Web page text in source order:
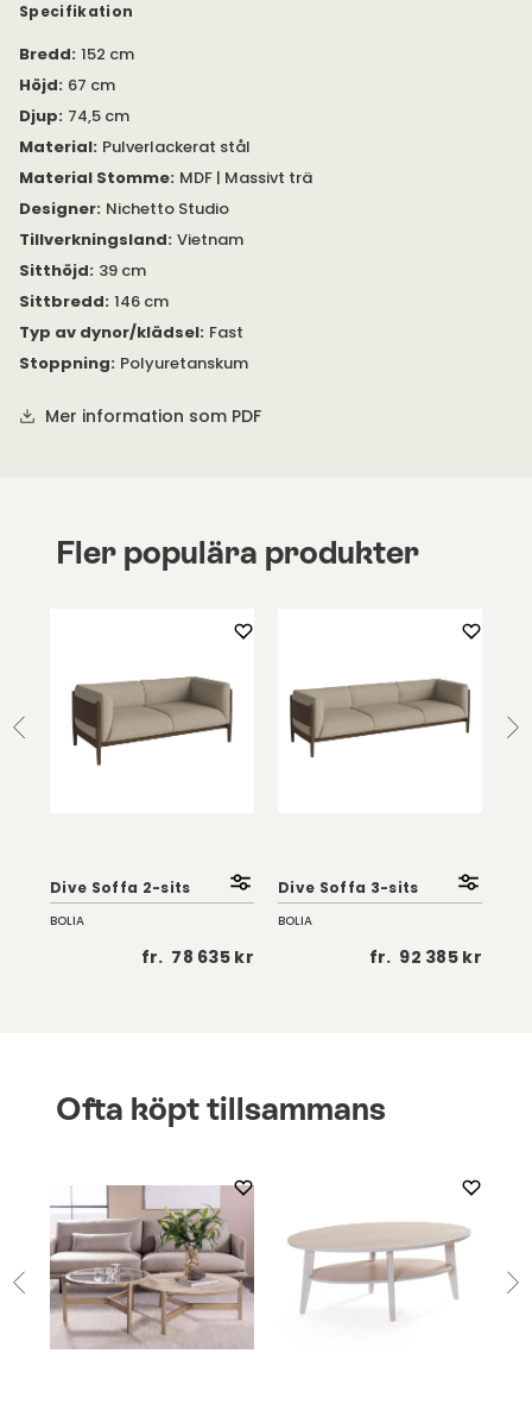
och stol.
Vill du veta mer om produkten?
'Specifikation'. Om du har ytterligare frågor, är du välkommen
att kontakta oss.
Specifikation
Bredd: 152 cm
Höjd: 67 cm
Djup: 74,5 cm
Material: Pulverlackerat stål
Material Stomme: MDF | Massivt trä
Designer: Nichetto Studio
Tillverkningsland: Vietnam
Sitthöjd: 39 cm
Sittbredd: 146 cm
Typ av dynor/klädsel: Fast
Stoppning: Polyuretanskum
Mer information som PDF
Fler populära produkter
Dive Soffa 2-sits
BOLIA
fr. 78 635 kr
Dive Soffa 3-sits
BOLIA
fr. 92 385 kr
Ofta köpt tillsammans